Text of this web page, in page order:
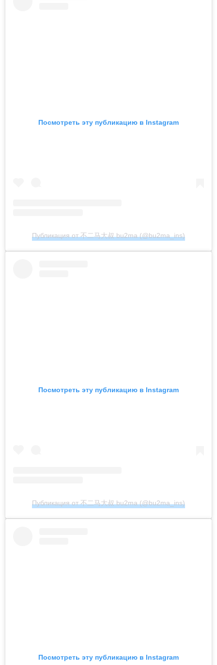
Посмотреть эту публикацию в Instagram
Публикация от 不二马大叔 bu2ma (@bu2ma_ins)
Посмотреть эту публикацию в Instagram
Публикация от 不二马大叔 bu2ma (@bu2ma_ins)
Посмотреть эту публикацию в Instagram